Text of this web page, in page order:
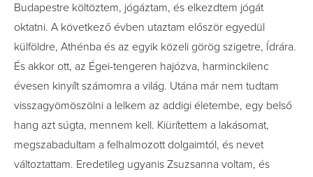
Budapestre költöztem, jógáztam, és elkezdtem jógát
oktatni. A következő évben utaztam először egyedül
külföldre, Athénba és az egyik közeli görög szigetre, Ídrára.
És akkor ott, az Égei-tengeren hajózva, harminckilenc
évesen kinyílt számomra a világ. Utána már nem tudtam
visszagyömöszölni a lelkem az addigi életembe, egy belső
hang azt súgta, mennem kell. Kiürítettem a lakásomat,
megszabadultam a felhalmozott dolgaimtól, és nevet
változtattam. Eredetileg ugyanis Zsuzsanna voltam, és